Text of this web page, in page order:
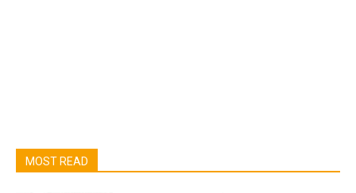
MOST READ